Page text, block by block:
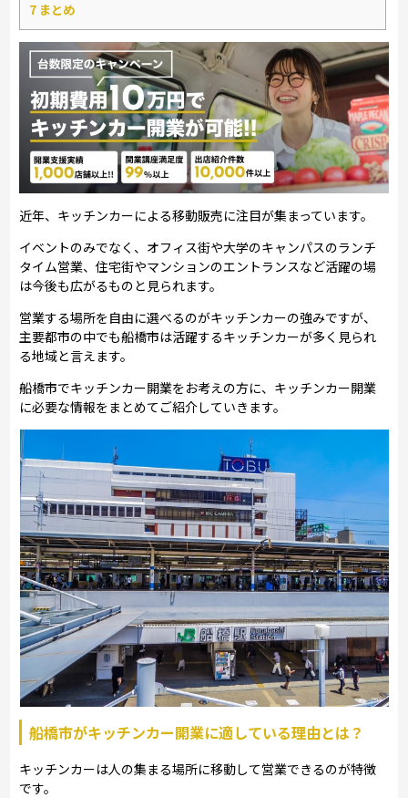
7 まとめ
近年、キッチンカーによる移動販売に注目が集まっています。
イベントのみでなく、オフィス街や大学のキャンパスのランチ
タイム営業、住宅街やマンションのエントランスなど活躍の場
は今後も広がるものと見られます。
営業する場所を自由に選べるのがキッチンカーの強みですが、
主要都市の中でも船橋市は活躍するキッチンカーが多く見られ
る地域と言えます。
船橋市でキッチンカー開業をお考えの方に、キッチンカー開業
に必要な情報をまとめてご紹介していきます。
船橋市がキッチンカー開業に適している理由とは？
キッチンカーは人の集まる場所に移動して営業できるのが特徴
です。